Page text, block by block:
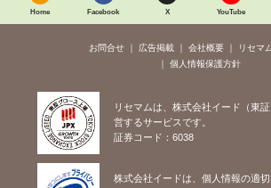
Home Facebook X YouTube
お問合せ 広告掲載 会社概要
リセマ
個人情報保護方針
リセマムは、株式会社イード（東
営するサービスです。
証券コード：6038
株式会社イードは、個人情報の適